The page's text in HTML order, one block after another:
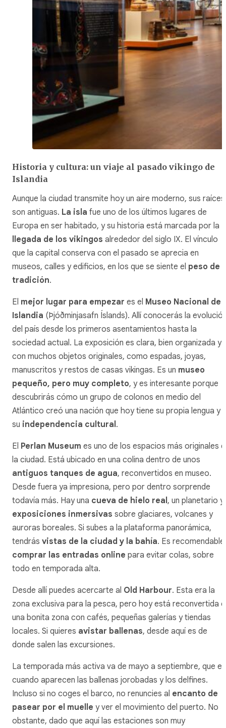
Historia y cultura: un viaje al pasado vikingo de
Islandia
Aunque la ciudad transmite hoy un aire moderno, sus raíces
son antiguas. La isla fue uno de los últimos lugares de
Europa en ser habitado, y su historia está marcada por la
llegada de los vikingos alrededor del siglo IX. El vínculo
que la capital conserva con el pasado se aprecia en
museos, calles y edificios, en los que se siente el peso de
tradición.
El mejor lugar para empezar es el Museo Nacional de
Islandia (Þjóðminjasafn Íslands). Allí conocerás la
del país desde los primeros asentamientos hasta la
sociedad actual. La exposición es clara, bien organizada y
con muchos objetos originales, como espadas, joyas,
manuscritos y restos de casas vikingas. Es un museo
pequeño, pero muy completo, y es interesante porque
descubrirás cómo un grupo de colonos en medio del
Atlántico creó una nación que hoy tiene su propia lengua y
su independencia cultural .
El Perlan Museum es uno de los espacios más originales
la ciudad. Está ubicado en una colina dentro de unos
antiguos tanques de agua, reconvertidos en museo.
Desde fuera ya impresiona, pero por dentro sorprende
todavía más. Hay una cueva de hielo real , un planetario y
exposiciones inmersivas sobre glaciares, volcanes y
auroras boreales. Si subes a la plataforma panorámica,
tendrás vistas de la ciudad y la bahía. Es recomendable
comprar las entradas online para evitar colas, sobre
todo en temporada alta.
Desde allí puedes acercarte al Old Harbour. Esta era la
zona exclusiva para la pesca, pero hoy está reconvertida
una bonita zona con cafés, pequeñas galerías y tiendas
locales. Si quieres avistar ballenas, desde aquí es de
donde salen las excursiones.
La temporada más activa va de mayo a septiembre, que es
cuando aparecen las ballenas jorobadas y los delfines.
Incluso si no coges el barco, no renuncies al encanto de
pasear por el muelle y ver el movimiento del puerto. No
obstante, dado que aquí las estaciones son muy